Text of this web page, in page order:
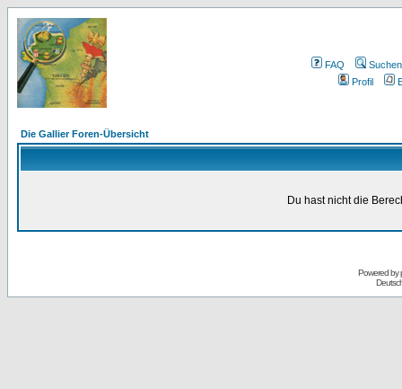
FAQ
Suchen
Profil
Die Gallier Foren-Übersicht
Du hast nicht die
Powered by